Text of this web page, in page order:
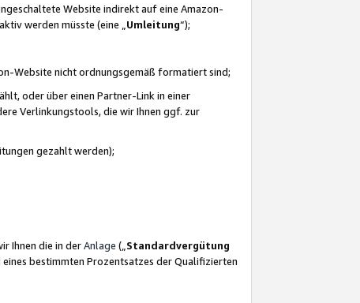
Website indirekt auf eine Amazon-
werden müsste (eine „ Umleitung“);
Website nicht ordnungsgemäß formatiert sind;
oder über einen Partner-Link in einer
Verlinkungstools, die wir Ihnen ggf. zur
gezahlt werden);
Ihnen die in derAnlage („ Standardvergütung
bestimmten Prozentsatzes der Qualifizierten